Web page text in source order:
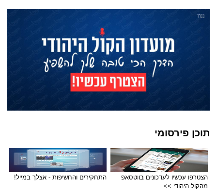
תוכן פירסומי
הצטרפו עכשיו לעדכונים בווטסאפ
מהקול היהודי >>
התחקירים והחשיפות - אצלך במייל!